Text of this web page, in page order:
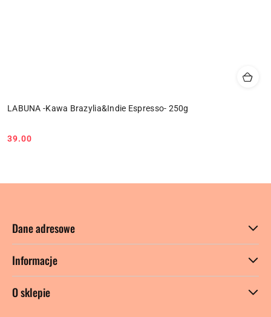
LABUNA -Kawa Brazylia&Indie Espresso- 250g
Cena:
39.00
Dane adresowe
Informacje
O sklepie